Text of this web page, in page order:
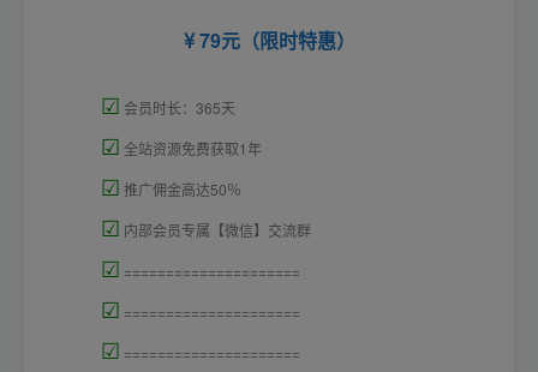
79元（限时特惠）
☑ 会员时长：365天
☑ 全站资源免费获取1年
☑ 推广佣金高达50％
☑ 内部会员专属【微信】交流群
☑ =====================
☑ =====================
☑ =====================